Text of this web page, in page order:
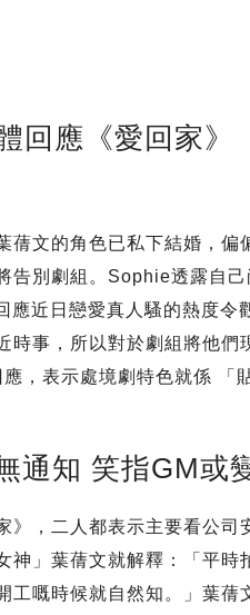
回應《愛回家》
蒨文的角色已私下結婚，偏
告別劇組。Sophie透露自
應近日戀愛真人騷的熱度令
時事，所以對於劇組將他們
，表示處境劇特色就係 「
通知 笑指GM或
》，二人都表示主要看公司
神」葉蒨文就解釋：「平
工嘅時候就自然知。」葉蒨